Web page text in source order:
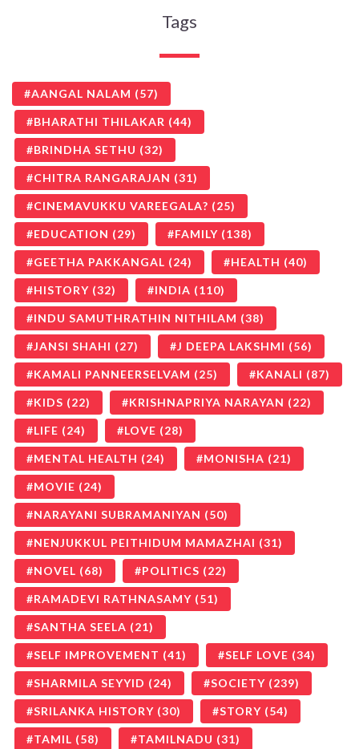
Tags
AANGAL NALAM (57)
BHARATHI THILAKAR (44)
BRINDHA SETHU (32)
CHITRA RANGARAJAN (31)
CINEMAVUKKU VAREEGALA? (25)
EDUCATION (29) FAMILY (138)
GEETHA PAKKANGAL (24) HEALTH (40)
HISTORY (32) INDIA (110)
INDU SAMUTHRATHIN NITHILAM (38)
JANSI SHAHI (27) J DEEPA LAKSHMI (56)
KAMALI PANNEERSELVAM (25) KANALI (87)
KIDS (22) KRISHNAPRIYA NARAYAN (22)
LIFE (24) LOVE (28)
MENTAL HEALTH (24) MONISHA (21)
MOVIE (24)
NARAYANI SUBRAMANIYAN (50)
NENJUKKUL PEITHIDUM MAMAZHAI (31)
NOVEL (68) POLITICS (22)
RAMADEVI RATHNASAMY (51)
SANTHA SEELA (21)
SELF IMPROVEMENT (41) SELF LOVE (34)
SHARMILA SEYYID (24) SOCIETY (239)
SRILANKA HISTORY (30) STORY (54)
TAMIL (58) TAMILNADU (31)